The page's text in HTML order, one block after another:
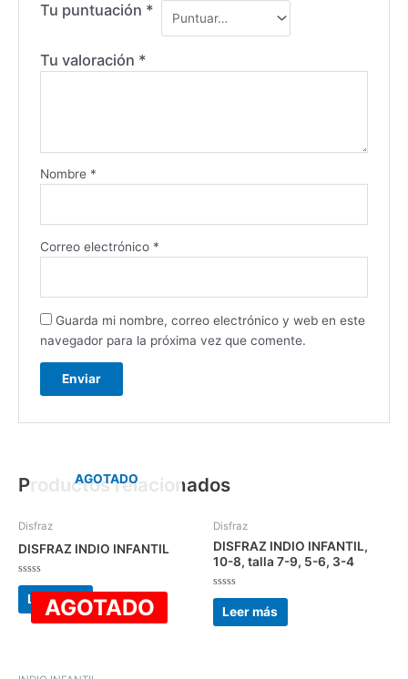
Tu puntuación *
Tu valoración *
Nombre *
Correo electrónico *
Guarda mi nombre, correo electrónico y web en este
navegador para la próxima vez que comente.
Productos relacionados
AGOTADO
AGOTADO
Disfraz
DISFRAZ INDIO INFANTIL
Valorado
con
de
Leer más
Disfraz
DISFRAZ INDIO INFANTIL,
10-8, talla 7-9, 5-6, 3-4
Valorado
con
de
Leer más